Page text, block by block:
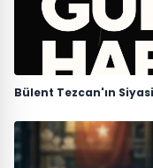
Bülent Tezcan'ın